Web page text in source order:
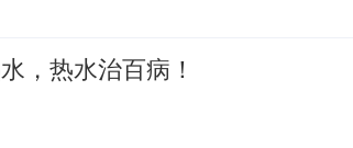
，热水治百病！